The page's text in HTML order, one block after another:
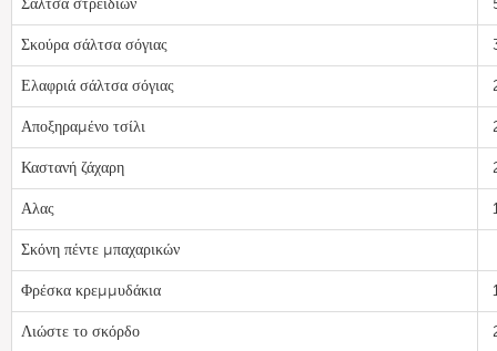
Σκούρα σάλτσα σόγιας
Ελαφριά σάλτσα σόγιας
Αποξηραμένο τσίλι
Καστανή ζάχαρη
Αλας
Σκόνη πέντε μπαχαρικών
Φρέσκα κρεμμυδάκια
Λιώστε το σκόρδο